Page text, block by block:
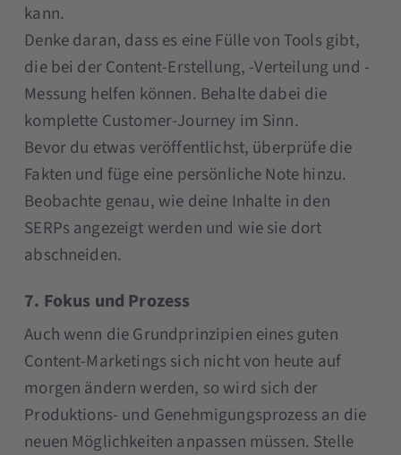
kann.
Denke daran, dass es eine Fülle von Tools gibt,
die bei der Content-Erstellung, -Verteilung und -
Messung helfen können. Behalte dabei die
komplette Customer-Journey im Sinn.
Bevor du etwas veröffentlichst, überprüfe die
Fakten und füge eine persönliche Note hinzu.
Beobachte genau, wie deine Inhalte in den
SERPs angezeigt werden und wie sie dort
abschneiden.
7. Fokus und Prozess
Auch wenn die Grundprinzipien eines guten
Content-Marketings sich nicht von heute auf
morgen ändern werden, so wird sich der
Produktions- und Genehmigungsprozess an die
neuen Möglichkeiten anpassen müssen. Stelle